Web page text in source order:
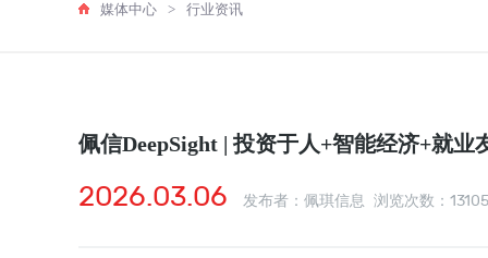
媒体中心 > 行业资讯
佩信DeepSight | 投资于人+智能经济+就
2026.03.06 发布者：佩琪信息 浏览次数： 13105